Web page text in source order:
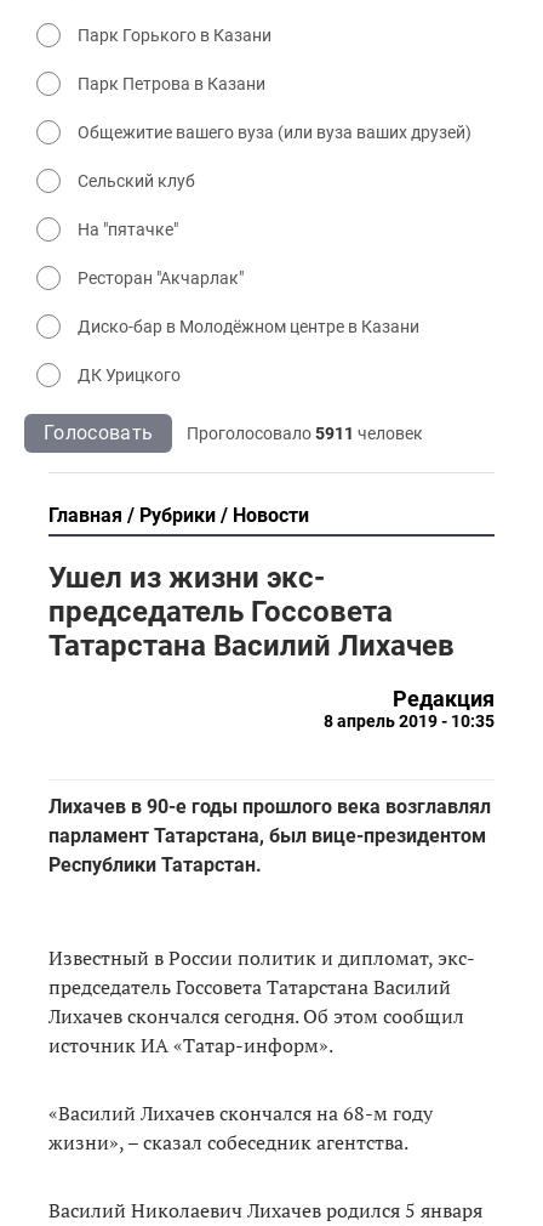
Парк Горького в Казани
Парк Петрова в Казани
Общежитие вашего вуза (или вуза ваших друзей)
Сельский клуб
На "пятачке"
Ресторан "Акчарлак"
Диско-бар в Молодёжном центре в Казани
ДК Урицкого
Голосовать Проголосовало5911 человек
Главная Рубрики Новости
Ушел из жизни экс-
председатель Госсовета
Татарстана Василий Лихачев
Редакция
8 апрель 2019 - 10:35
Лихачев в 90-е годы прошлого века возглавлял
парламент Татарстана, был вице-президентом
Республики Татарстан.
Известный в России политик и дипломат, экс-
председатель Госсовета Татарстана Василий
Лихачев скончался сегодня. Об этом сообщил
источник ИА «Татар-информ».
«Василий Лихачев скончался на 68-м году
жизни», – сказал собеседник агентства.
Василий Николаевич Лихачев родился 5 января